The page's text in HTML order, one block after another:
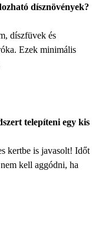
dísznövények?
díszfüvek és
Ezek minimális
telepíteni egy kis
kertbe is javasolt! Időt
kell aggódni, ha